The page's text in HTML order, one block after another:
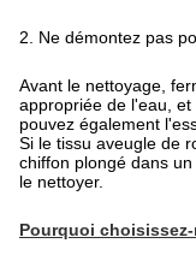
2. Ne démontez pas
Avant le nettoyage,
appropriée de l'eau,
pouvez également
Si le tissu aveugle de
chiffon plongé dans
le nettoyer.
Pourquoi